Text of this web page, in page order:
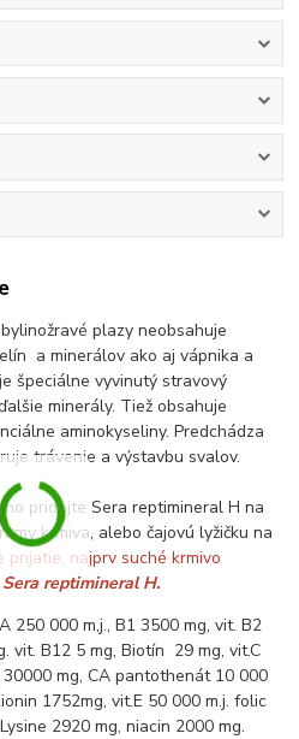
plazy neobsahuje
a minerálov ako aj vápnika a
špeciálne vyvinutý stravový
minerály. Tiež obsahuje
aminokyseliny. Predchádza
trávenie a výstavbu svalov.
pridajte Sera reptimineral H na
krmiva, alebo čajovú lyžičku na
prijatie, najprv suché krmivo
Sera reptimineral H.
250 000 m,j., B1 3500 mg, vit. B2
vit. B12 5 mg, Biotín 29 mg, vit.C
mg, CA pantothenát 10 000
1752mg, vit.E 50 000 m.j. folic
2920 mg, niacin 2000 mg.